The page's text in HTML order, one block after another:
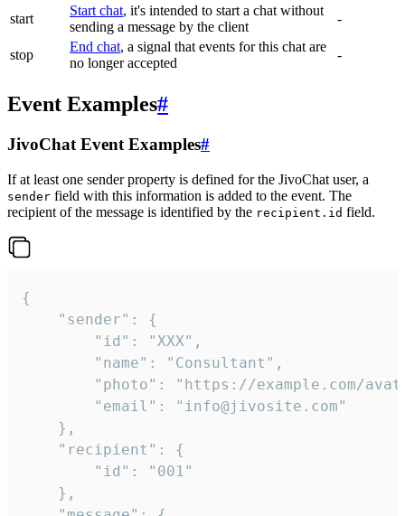
start
Start chat, it's intended to start a chat without
sending a message by the client
-
stop
End chat, a signal that events for this chat are
no longer accepted
-
Event Examples#
JivoChat Event Examples#
If at least one sender property is defined for the JivoChat user, a
sender field with this information is added to the event. The
recipient of the message is identified by the recipient.id field.
{